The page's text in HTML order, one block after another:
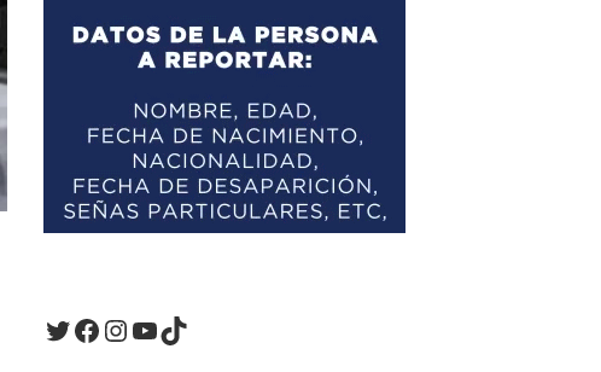
Twitter
Facebook
Instagram
YouTube
TikTok